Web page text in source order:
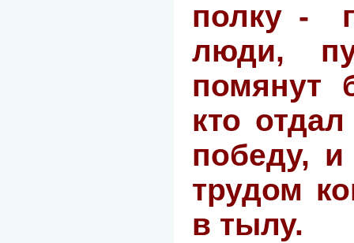
полку -
люди,
помянут
кто
победу,
трудом
в тылу.